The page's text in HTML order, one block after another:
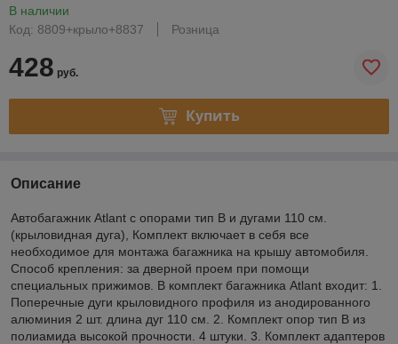
В наличии
Код: 8809+крыло+8837
Розница
428 руб.
Купить
Описание
Автобагажник Atlant с опорами тип B и дугами 110 см.
(крыловидная дуга), Комплект включает в себя все
необходимое для монтажа багажника на крышу автомобиля.
Способ крепления: за дверной проем при помощи
специальных прижимов. В комплект багажника Atlant входит: 1.
Поперечные дуги крыловидного профиля из анодированного
алюминия 2 шт. длина дуг 110 см. 2. Комплект опор тип B из
полиамида высокой прочности. 4 штуки. 3. Комплект адаптеров